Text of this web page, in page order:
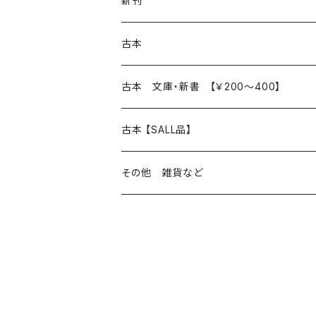
本 の あれこれ
読書のこと
本屋のこと
文芸
近代小説 エッセイ 戯曲（日本人作家）
現代小説 エッセイ 戯曲（日本人作家）
日々 の できこと
日常の 風景 群像
生き方 ライフスタイル
古本
本 の あれこれ
読書のこと
本屋のこと
日本文学
小説 エッセイ 戯曲（日本人作家）
海外文学
古本 文庫・新書 【￥200～400】
日本文学
小説 エッセイ 戯曲
海外文学
古本 【SALL品】
20％OFF
その他 雑貨など